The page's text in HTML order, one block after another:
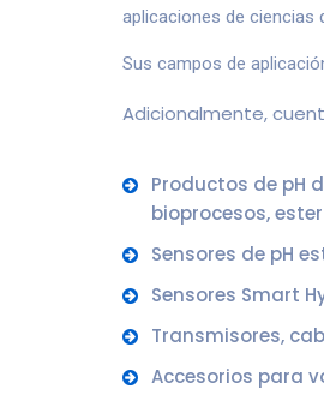
aplicaciones de ciencias
Sus campos de
Adicionalmente,
Productos de pH
bioprocesos,
Sensores de pH
Sensores Smart
Transmisores,
Accesorios para